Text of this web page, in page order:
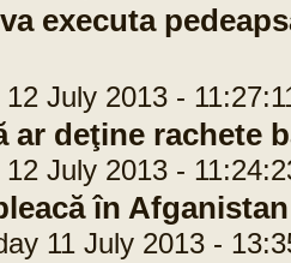
executa
July 2013 -
ar deţine rachete
July 2013 -
în
11 July 2013 -